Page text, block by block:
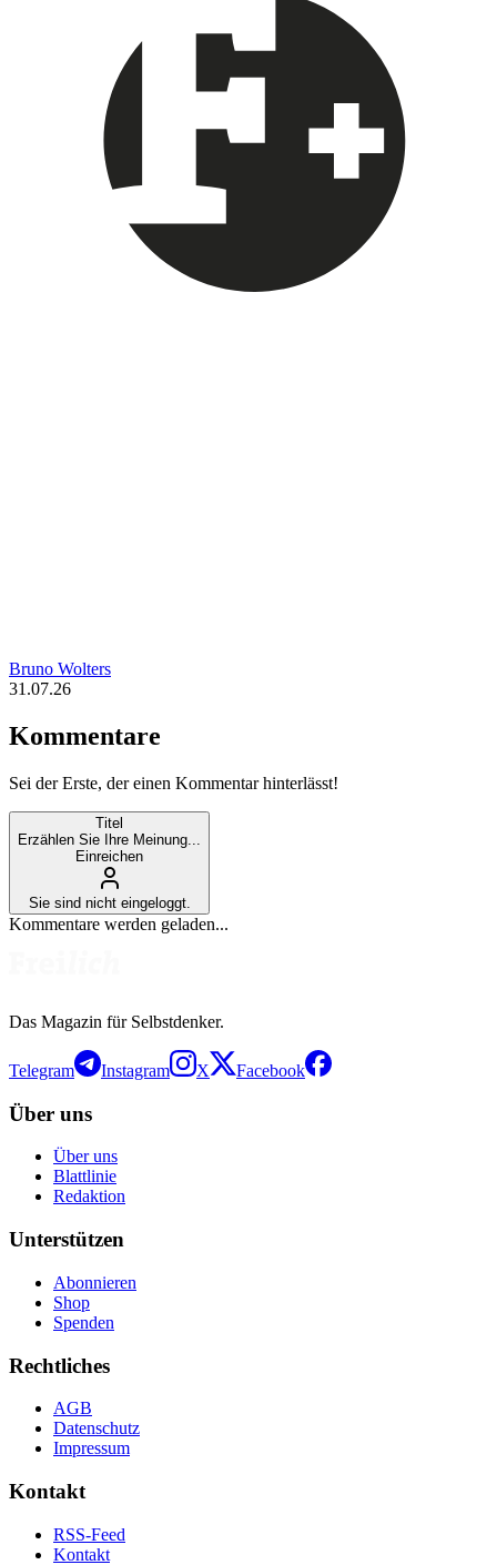
Bruno Wolters
31.07.26
Kommentare
Sei der Erste, der einen Kommentar hinterlässt!
Titel
Erzählen Sie Ihre Meinung...
Einreichen
Sie sind nicht eingeloggt.
Kommentare werden geladen...
Das Magazin für Selbstdenker.
Telegram Instagram X Facebook
Über uns
Über uns
Blattlinie
Redaktion
Unterstützen
Abonnieren
Shop
Spenden
Rechtliches
AGB
Datenschutz
Impressum
Kontakt
RSS-Feed
Kontakt